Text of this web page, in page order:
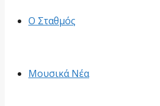
Ο Σταθμός
Μουσικά Νέα